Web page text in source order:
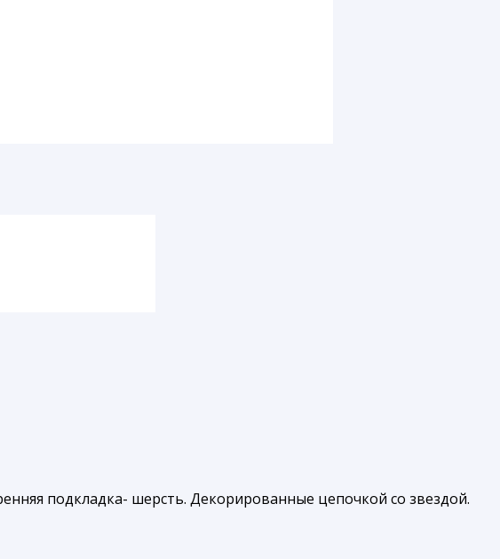
подкладка- шерсть. Декорированные цепочкой со звездой.